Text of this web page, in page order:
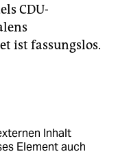
CDU-
ist fassungslos.
Inhalt
Element auch